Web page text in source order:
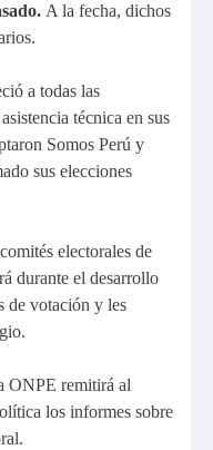
A la fecha, dichos
a todas las
técnica en sus
Somos Perú y
sus elecciones
electorales de
durante el desarrollo
de votación y les
ONPE remitirá al
los informes sobre